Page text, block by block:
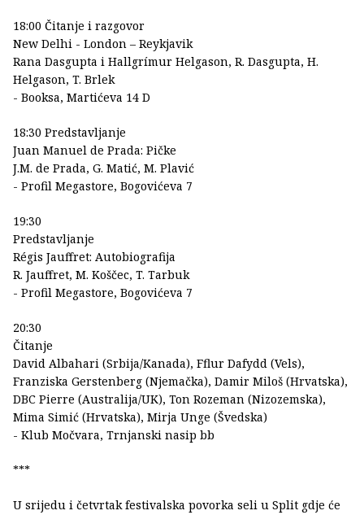
18:00 Čitanje i razgovor
New Delhi - London – Reykjavik
Rana Dasgupta i Hallgrímur Helgason, R. Dasgupta, H.
Helgason, T. Brlek
- Booksa, Martićeva 14 D
18:30 Predstavljanje
Juan Manuel de Prada: Pičke
J.M. de Prada, G. Matić, M. Plavić
- Profil Megastore, Bogovićeva 7
19:30
Predstavljanje
Régis Jauffret: Autobiografija
R. Jauffret, M. Koščec, T. Tarbuk
- Profil Megastore, Bogovićeva 7
20:30
Čitanje
David Albahari (Srbija/Kanada), Fflur Dafydd (Vels),
Franziska Gerstenberg (Njemačka), Damir Miloš (Hrvatska),
DBC Pierre (Australija/UK), Ton Rozeman (Nizozemska),
Mima Simić (Hrvatska), Mirja Unge (Švedska)
- Klub Močvara, Trnjanski nasip bb
***
U srijedu i četvrtak festivalska povorka seli u Split gdje će